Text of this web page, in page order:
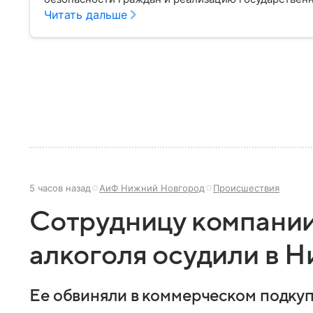
материале рассказываем, чем занимается МВД
Читать дальше
5 часов назад АиФ Нижний Новгород Происшествия
Сотрудницу
алкоголя осудили в
Ее обвиняли в коммерческом